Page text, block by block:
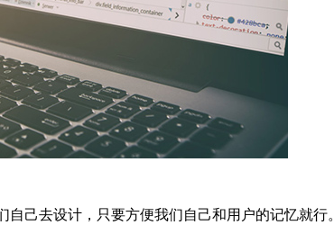
去设计，只要方便我们自己和用户的记忆就行